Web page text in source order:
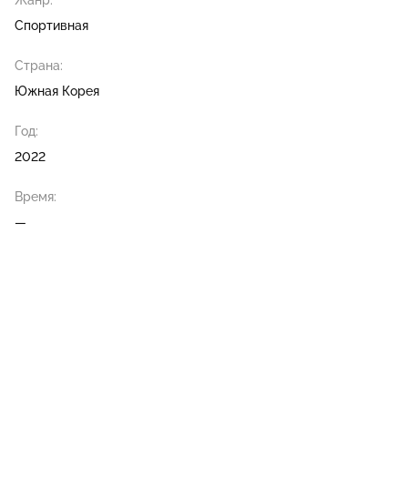
Спортивная
Страна:
Южная Корея
Год:
2022
Время:
—